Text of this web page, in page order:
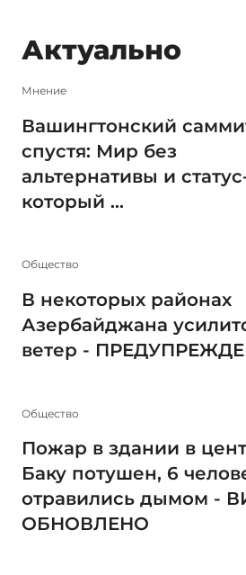
Актуально
Мнение
Вашингтонский
спустя: Мир без
альтернативы и
который ...
Общество
В некоторых районах
Азербайджана
ветер -
Общество
Пожар в здании в
Баку потушен, 6
отравились дымом -
ОБНОВЛЕНО